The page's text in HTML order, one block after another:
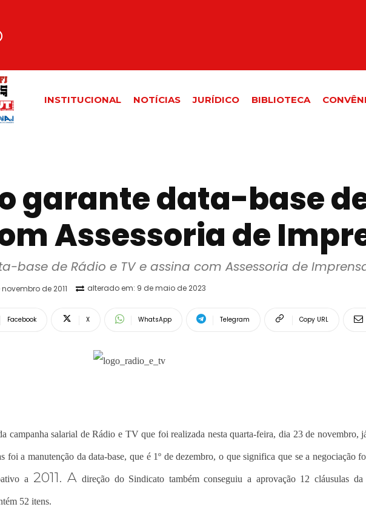
INSTITUCIONAL NOTÍCIAS JURÍDICO BIBLIOTECA
garante data-base de
Assessoria de
base de Rádio e TV e assina com Assessoria de
de 2011 alterado em: 9 de maio de 2023
Facebook X WhatsApp Telegram Copy URL
campanha salarial de Rádio e TV que foi realizada nesta quarta-feira, dia 23 de novembro,
foi a manutenção da data-base, que é 1º de dezembro, o que significa que se a negociação
a 2011. A direção do Sindicato também conseguiu a aprovação 12 cláusulas
52 itens.